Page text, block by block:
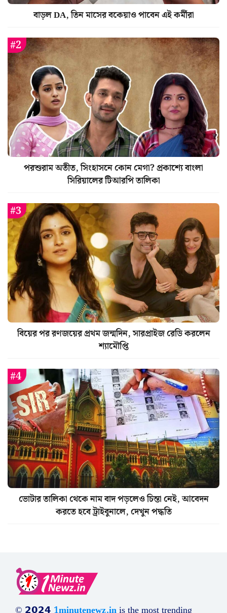
বাড়ল DA, তিন মাসের বকেয়াও পাবেন এই কর্মীরা
পরশুরাম অতীত, সিংহাসনে কোন মেগা? প্রকাশ্যে বাংলা
সিরিয়ালের টিআরপি তালিকা
বিয়ের পর রণজয়ের প্রথম জন্মদিন, সারপ্রাইজ রেডি করলেন
শ্যামৌপ্তি
ভোটার তালিকা থেকে নাম বাদ পড়লেও চিন্তা নেই, আবেদন
করতে হবে ট্রাইবুনালে, দেখুন পদ্ধতি